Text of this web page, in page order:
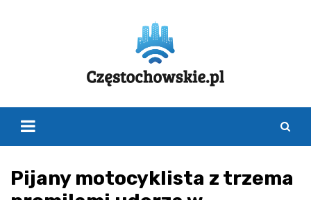
Pijany motocyklista z trzema